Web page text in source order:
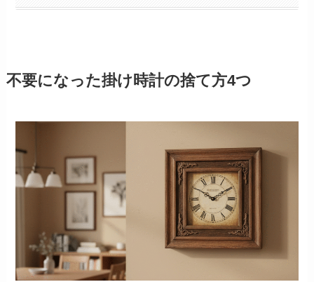
不要になった掛け時計の捨て方4つ